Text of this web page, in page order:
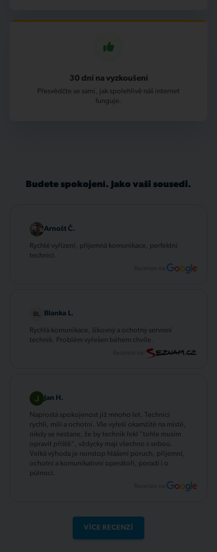
30 dní na vyzkoušení
Přesvědčte se sami, jak spolehlivě náš internet
funguje.
Budete spokojení. Jako vaši sousedi.
Arnošt Č.
Rychlé vyřízení, příjemná komunikace, perfektní
technici.
Recenze na:
Blanka L.
Rychlá komunikace, šikovný a ochotný servisní
technik. Problém vyřešen během chvíle.
Jan H.
Naprostá spokojenost již mnoho let. Technici
rychlí, milí a ochotní. Vše vyřeší okamžitě na místě,
nikdy se nestane, že by technik řekl "tohle musím
opravit příště", vždycky mají všechno s sebou.
Velká výhoda je nonstop hlášení poruch, příjemní,
ochotní a komunikativní operátoři, poradí i o
půlnoci.
Recenze na:
VÍCE RECENZÍ